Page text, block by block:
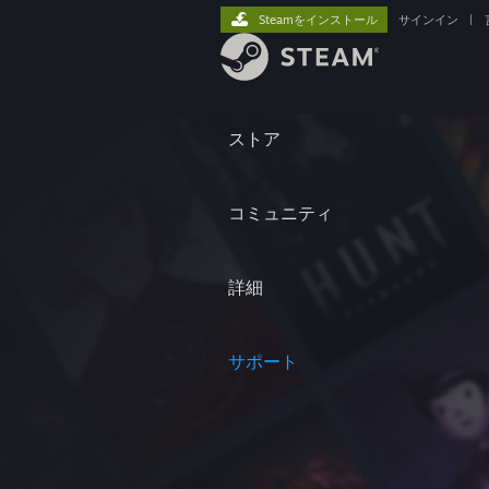
ストア
コミュニティ
詳細
サポート
Steamをインストール サインイン